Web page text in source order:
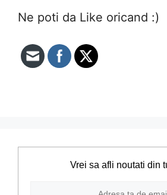
Ne poti da Like oricand :)
Vrei sa afli noutati din